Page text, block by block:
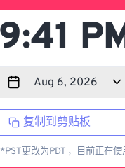
复制到剪贴板
*PST更改为PDT ，目前正在使